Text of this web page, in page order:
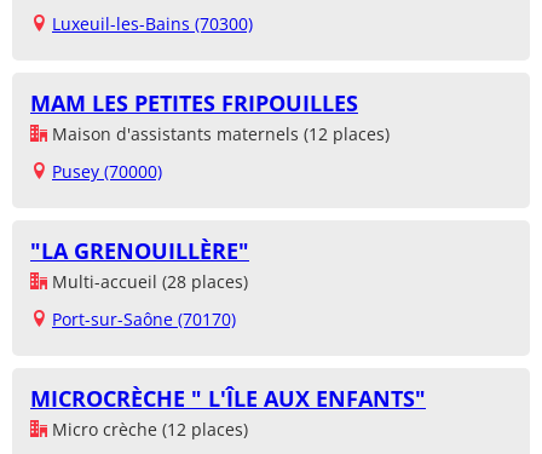
Luxeuil-les-Bains (70300)
MAM LES PETITES FRIPOUILLES
Maison d'assistants maternels (12 places)
Pusey (70000)
"LA GRENOUILLÈRE"
Multi-accueil (28 places)
Port-sur-Saône (70170)
MICROCRÈCHE " L'ÎLE AUX ENFANTS"
Micro crèche (12 places)